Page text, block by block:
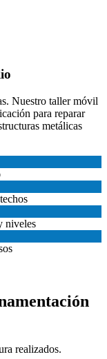
Nuestro taller móvil
para reparar
metálicas
niveles
realizados.